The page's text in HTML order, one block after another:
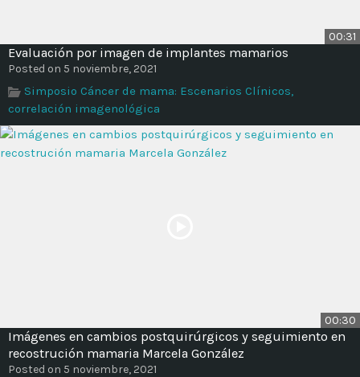
00:31
Evaluación por imagen de implantes mamarios
Posted on 5 noviembre, 2021
Simposio Cáncer de mama: Escenarios Clínicos,
correlación imagenológica
00:30
Imágenes en cambios postquirúrgicos y seguimiento en
recostrución mamaria Marcela González
Posted on 5 noviembre, 2021